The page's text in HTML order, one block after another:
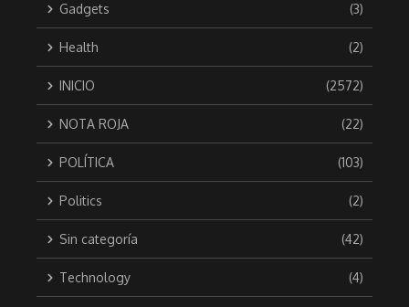
Gadgets (3)
Health (2)
INICIO (2572)
NOTA ROJA (22)
POLÍTICA (103)
Politics (2)
Sin categoría (42)
Technology (4)